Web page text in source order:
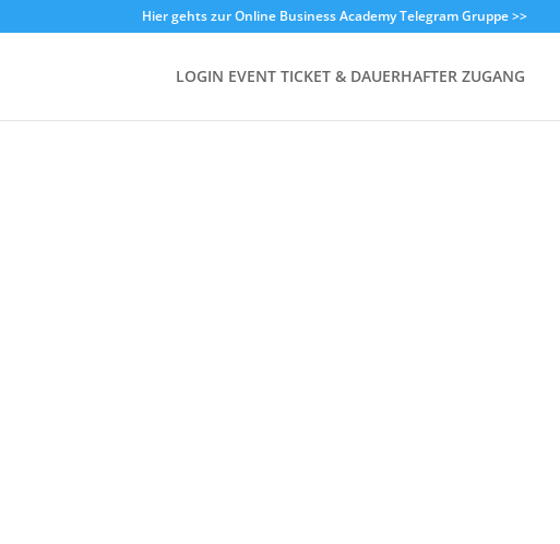
Hier gehts zur Online Business Academy Telegram Gruppe >>
LOGIN EVENT TICKET & DAUERHAFTER ZUGANG